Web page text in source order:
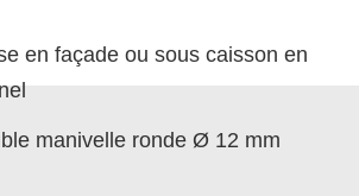
en façade ou sous caisson en
manivelle ronde Ø 12 mm